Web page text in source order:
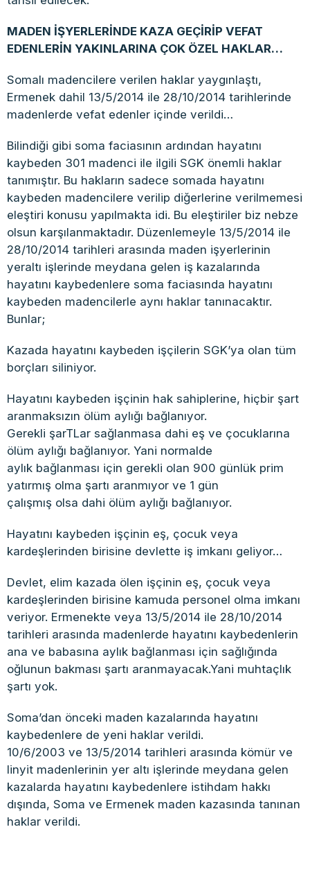
MADEN İŞYERLERİNDE KAZA GEÇİRİP VEFAT
EDENLERİN YAKINLARINA ÇOK ÖZEL HAKLAR…
Somalı madencilere verilen haklar yaygınlaştı,
Ermenek dahil 13/5/2014 ile 28/10/2014 tarihlerinde
madenlerde vefat edenler içinde verildi…
Bilindiği gibi soma faciasının ardından hayatını
kaybeden 301 madenci ile ilgili SGK önemli haklar
tanımıştır. Bu hakların sadece somada hayatını
kaybeden madencilere verilip diğerlerine verilmemesi
eleştiri konusu yapılmakta idi. Bu eleştiriler biz nebze
olsun karşılanmaktadır. Düzenlemeyle 13/5/2014 ile
28/10/2014 tarihleri arasında maden işyerlerinin
yeraltı işlerinde meydana gelen iş kazalarında
hayatını kaybedenlere soma faciasında hayatını
kaybeden madencilerle aynı haklar tanınacaktır.
Bunlar;
Kazada hayatını kaybeden işçilerin SGK’ya olan tüm
borçları siliniyor.
Hayatını kaybeden işçinin hak sahiplerine, hiçbir şart
aranmaksızın ölüm aylığı bağlanıyor.
Gerekli şarTLar sağlanmasa dahi eş ve çocuklarına
ölüm aylığı bağlanıyor. Yani normalde
aylık bağlanması için gerekli olan 900 günlük prim
yatırmış olma şartı aranmıyor ve 1 gün
çalışmış olsa dahi ölüm aylığı bağlanıyor.
Hayatını kaybeden işçinin eş, çocuk veya
kardeşlerinden birisine devlette iş imkanı geliyor…
Devlet, elim kazada ölen işçinin eş, çocuk veya
kardeşlerinden birisine kamuda personel olma imkanı
veriyor. Ermenekte veya 13/5/2014 ile 28/10/2014
tarihleri arasında madenlerde hayatını kaybedenlerin
ana ve babasına aylık bağlanması için sağlığında
oğlunun bakması şartı aranmayacak.Yani muhtaçlık
şartı yok.
Soma’dan önceki maden kazalarında hayatını
kaybedenlere de yeni haklar verildi.
10/6/2003 ve 13/5/2014 tarihleri arasında kömür ve
linyit madenlerinin yer altı işlerinde meydana gelen
kazalarda hayatını kaybedenlere istihdam hakkı
dışında, Soma ve Ermenek maden kazasında tanınan
haklar verildi.